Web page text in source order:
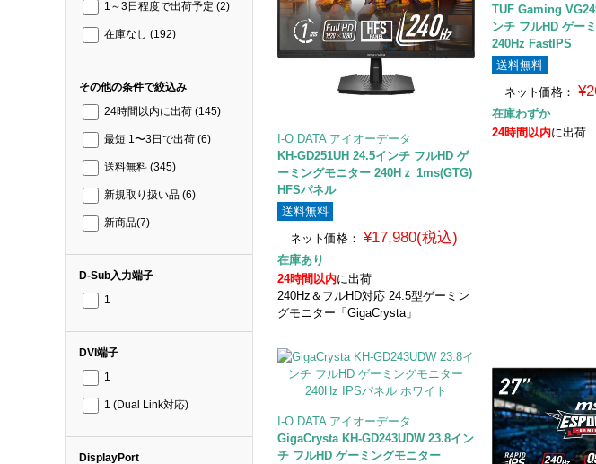
1～3日程度で出荷予定 (2)
在庫なし (192)
その他の条件で絞込み
24時間以内に出荷 (145)
最短 1〜3日で出荷 (6)
送料無料 (345)
新規取り扱い品 (6)
新商品(7)
D-Sub入力端子
1
DVI端子
1
1 (Dual Link対応)
DisplayPort
I-O DATA アイオーデータ
KH-GD251UH 24.5インチ フルHD ゲ
ーミングモニター 240Hｚ 1ms(GTG)
HFSパネル
送料無料
ネット価格：
¥17,980(税込)
在庫あり
24時間以内に出荷
240Hz＆フルHD対応 24.5型ゲーミン
グモニター「GigaCrysta」
TUF Gaming
ンチ フルHD ゲー
240Hz FastIPS
送料無料
ネット価格：
在庫わずか
24時間以内に出荷
I-O DATA アイオーデータ
GigaCrysta KH-GD243UDW 23.8イン
チ フルHD ゲーミングモニター